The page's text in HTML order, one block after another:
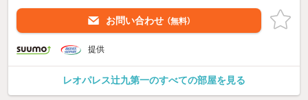
お問い合わせ （無料）
提供
レオパレス辻九第一のすべての部屋を見る